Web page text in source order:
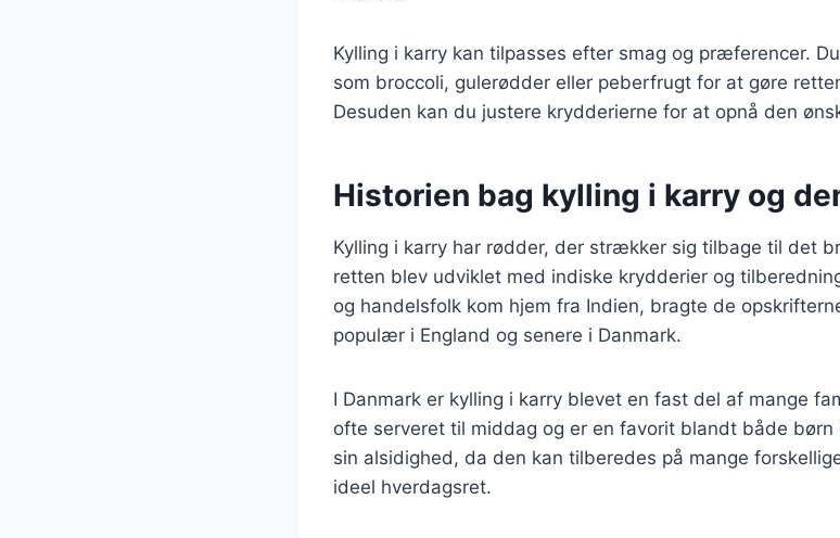
Kylling i karry kan tilpasses efter smag og præferencer.
som broccoli, gulerødder eller peberfrugt for at gøre
Desuden kan du justere krydderierne for at opnå den
Historien bag kylling i karry og
Kylling i karry har rødder, der strækker sig tilbage til det
retten blev udviklet med indiske krydderier og
og handelsfolk kom hjem fra Indien, bragte de
populær i England og senere i Danmark.
I Danmark er kylling i karry blevet en fast del af mange
ofte serveret til middag og er en favorit blandt både
sin alsidighed, da den kan tilberedes på mange
ideel hverdagsret.